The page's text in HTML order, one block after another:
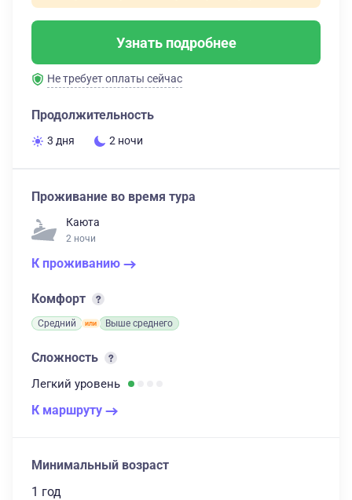
Узнать подробнее
Не требует оплаты сейчас
Продолжительность
3 дня 2 ночи
Проживание во время тура
Каюта
2 ночи
К проживанию
Комфорт
Средний Выше среднего
Сложность
Легкий уровень
К маршруту
Минимальный возраст
1 год